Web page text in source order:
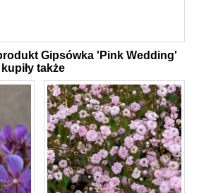
Gipsówka 'Pink Wedding'
także